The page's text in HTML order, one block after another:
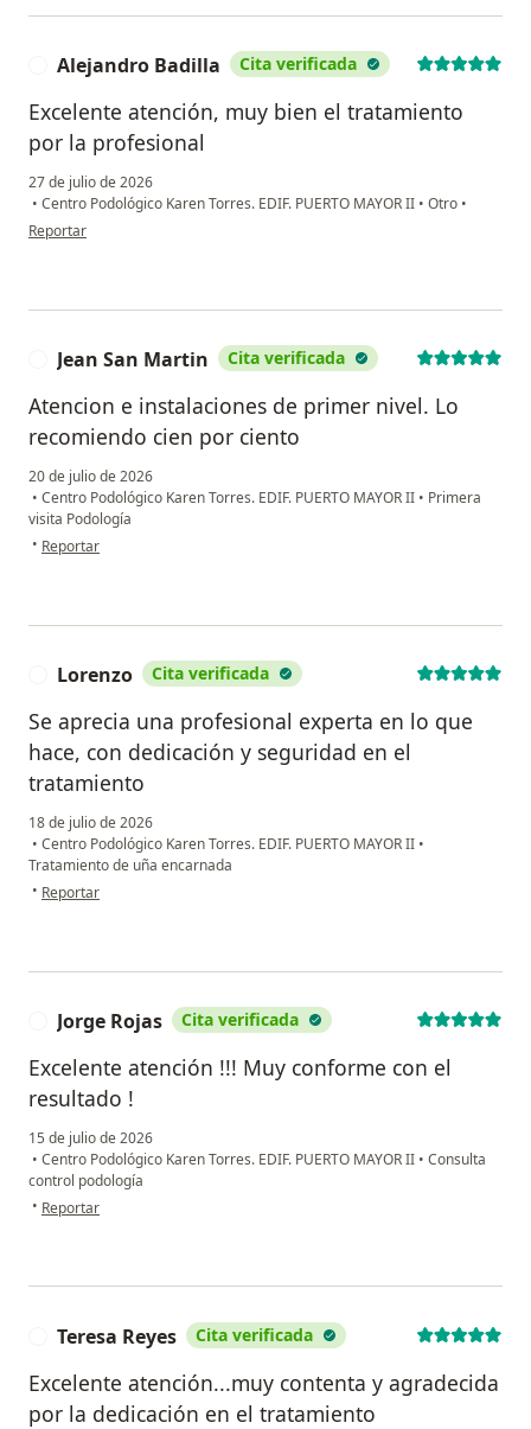
Alejandro Badilla Cita verificada
Excelente atención, muy bien el tratamiento
por la profesional
27 de julio de 2026
• Centro Podológico Karen Torres. EDIF. PUERTO MAYOR II • Otro •
en opinión del usuario Alejandro Badilla
Reportar
Jean San Martin Cita verificada
Atencion e instalaciones de primer nivel. Lo
recomiendo cien por ciento
20 de julio de 2026
• Centro Podológico Karen Torres. EDIF. PUERTO MAYOR II • Primera
visita Podología
• en opinión del usuario Jean San Martin
Reportar
Lorenzo Cita verificada
Se aprecia una profesional experta en lo que
hace, con dedicación y seguridad en el
tratamiento
18 de julio de 2026
• Centro Podológico Karen Torres. EDIF. PUERTO MAYOR II •
Tratamiento de uña encarnada
• en opinión del usuario Lorenzo
Reportar
Jorge Rojas Cita verificada
Excelente atención !!! Muy conforme con el
resultado !
15 de julio de 2026
• Centro Podológico Karen Torres. EDIF. PUERTO MAYOR II • Consulta
control podología
• en opinión del usuario Jorge Rojas
Reportar
Teresa Reyes Cita verificada
Excelente atención...muy contenta y agradecida
por la dedicación en el tratamiento